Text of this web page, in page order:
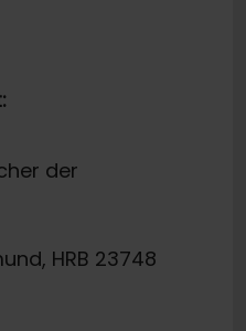
der
HRB 23748